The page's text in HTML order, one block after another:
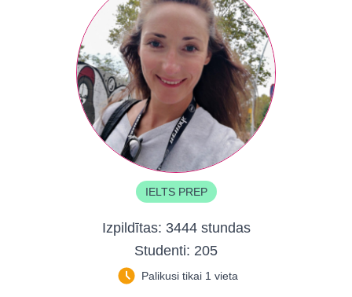
IELTS PREP
Izpildītas: 3444 stundas
Studenti: 205
Palikusi tikai 1 vieta